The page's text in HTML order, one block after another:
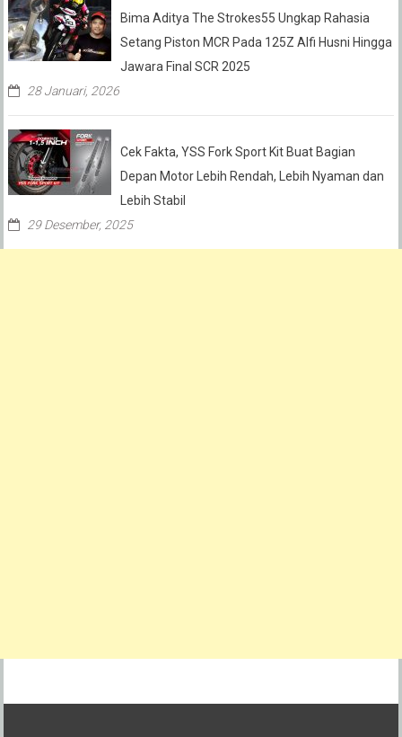
Bima Aditya The Strokes55 Ungkap Rahasia
Setang Piston MCR Pada 125Z Alfi Husni Hingga
Jawara Final SCR 2025
28 Januari, 2026
Cek Fakta, YSS Fork Sport Kit Buat Bagian
Depan Motor Lebih Rendah, Lebih Nyaman dan
Lebih Stabil
29 Desember, 2025